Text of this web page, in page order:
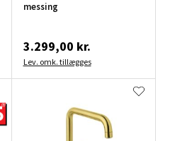
messing
3.299,00 kr.
Lev. omk. tillægges